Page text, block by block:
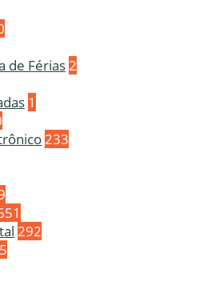
de Férias2
1
233
292
5